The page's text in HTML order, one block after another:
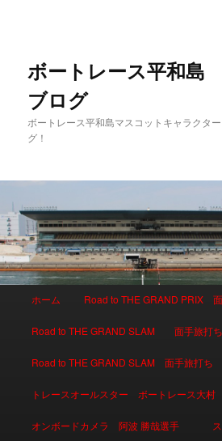
ボートレース平和島
ブログ
ボートレース平和島マスコットキャラクタ
グ！
メインコンテンツへ移動
サブコンテンツへ移動
ホーム Road to THE GRAND PRIX
Road to THE GRAND SLAM 面手旅打
Road to THE GRAND SLAM 面手旅打
トレースオールスター ボートレース大村
オンボードカメラ 阿波 勝哉選手